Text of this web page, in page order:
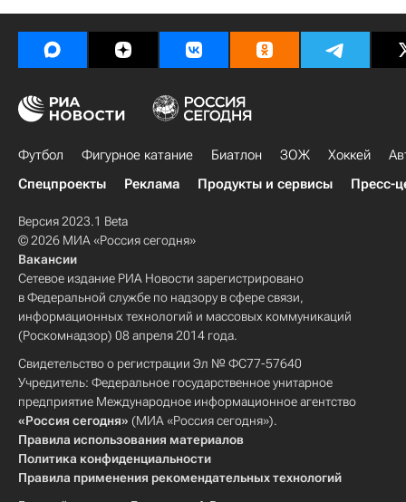
Футбол Фигурное катание Биатлон ЗОЖ Хоккей
Спецпроекты
Реклама Продукты и сервисы Пресс-
Версия 2023.1 Beta
© 2026 МИА «Россия сегодня»
Вакансии
Сетевое издание РИА Новости зарегистрировано
в Федеральной службе по надзору в сфере связи,
информационных технологий и массовых коммуникаций
(Роскомнадзор) 08 апреля 2014 года.
Свидетельство о регистрации Эл № ФС77-57640
Учредитель: Федеральное государственное унитарное
предприятие Международное информационное агентство
«Россия сегодня» (МИА «Россия сегодня»).
Правила использования материалов
Политика конфиденциальности
Правила применения рекомендательных технологий